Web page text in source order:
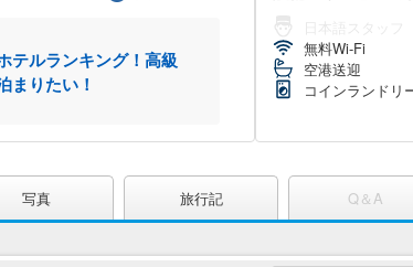
テルランキング！高級
まりたい！
無料Wi-Fi
空港送迎
コインランドリ
写真 旅行記 Q＆A